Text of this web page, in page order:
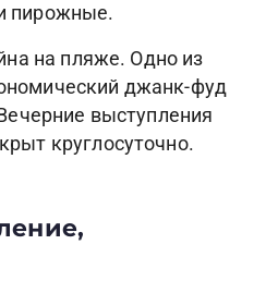
пирожные.
на пляже. Одно из
джанк-фуд
выступления
круглосуточно.